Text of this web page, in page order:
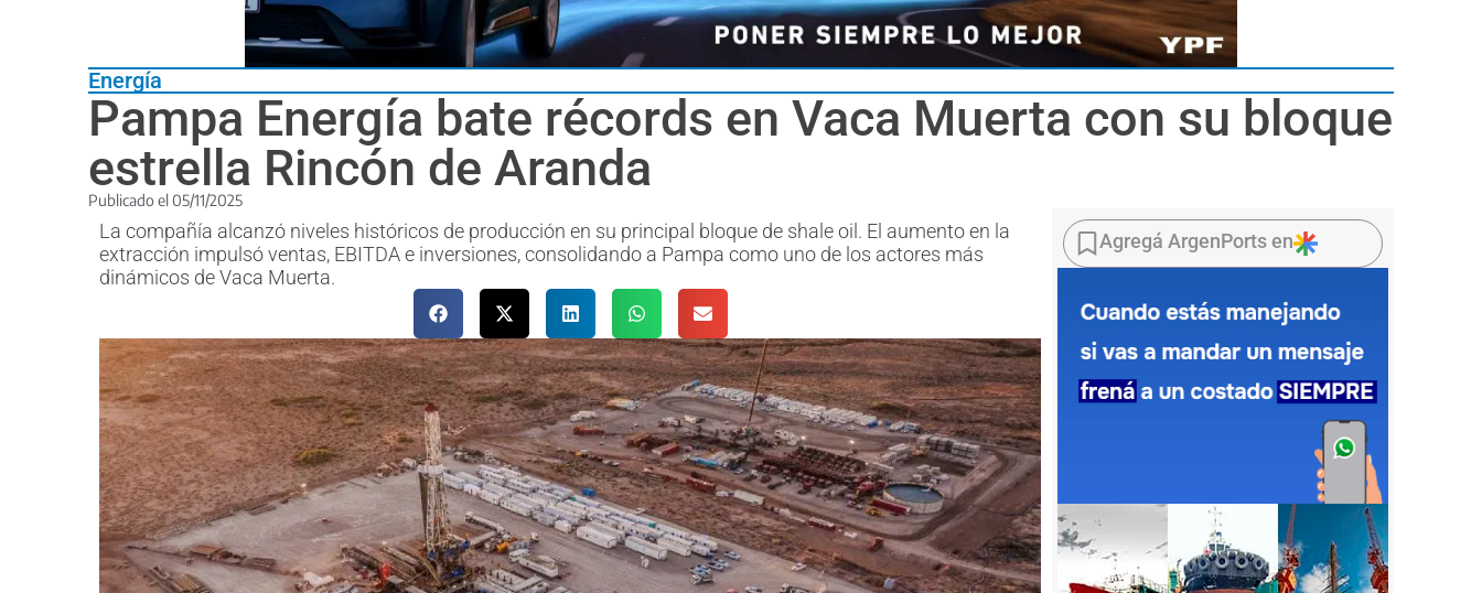
Energía
Pampa Energía bate récords en Vaca Muerta con su bloque
estrella Rincón de Aranda
Publicado el 05/11/2025
La compañía alcanzó niveles históricos de producción en su principal bloque de shale oil. El aumento en la
extracción impulsó ventas, EBITDA e inversiones, consolidando a Pampa como uno de los actores más
dinámicos de Vaca Muerta.
Agregá ArgenPorts en